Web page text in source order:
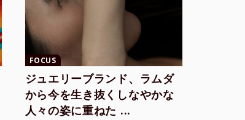
FOCUS
ジュエリーブランド、ラムダ
から今を生き抜くしなやかな
人々の姿に重ねた ...